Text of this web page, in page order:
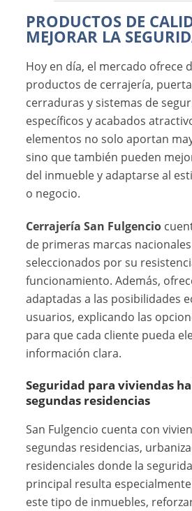
PRODUCTOS DE
MEJORAR LA
Hoy en día, el mercado ofrece
productos de cerrajería,
cerraduras y sistemas de
específicos y acabados
elementos no solo aportan
sino que también pueden
del inmueble y adaptarse al
o negocio.
Cerrajería San Fulgencio
de primeras marcas
seleccionados por su
funcionamiento. Además,
adaptadas a las posibilidades
usuarios, explicando las
para que cada cliente pueda
información clara.
Seguridad para viviendas
segundas residencias
San Fulgencio cuenta con
segundas residencias,
residenciales donde la
principal resulta
este tipo de inmuebles,